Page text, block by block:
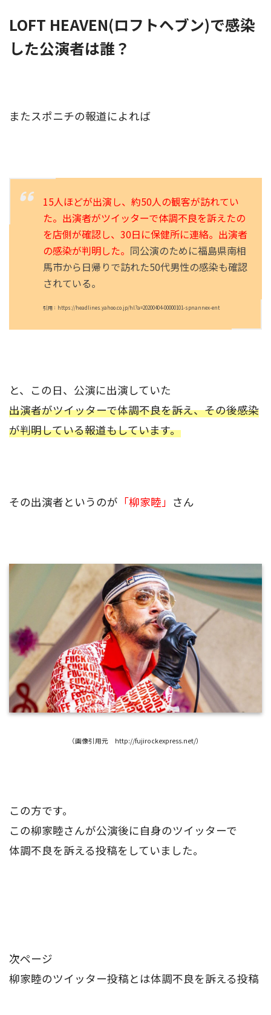
LOFT HEAVEN(ロフトヘブン)で感染
した公演者は誰？
またスポニチの報道によれば
15人ほどが出演し、約50人の観客が訪れてい
た。出演者がツイッターで体調不良を訴えたの
を店側が確認し、30日に保健所に連絡。出演者
の感染が判明した。 同公演のために福島県南相
馬市から日帰りで訪れた50代男性の感染も確認
されている。
引用：https://headlines.yahoo.co.jp/hl?a=20200404-00000101-spnannex-ent
と、この日、公演に出演していた
出演者がツイッターで体調不良を訴え、その後感染
が判明している報道もしています。
その出演者というのが 「柳家睦」 さん
（画像引用元 http://fujirockexpress.net/）
この方です。
この柳家睦さんが公演後に自身のツイッターで
体調不良を訴える投稿をしていました。
次ページ
柳家睦のツイッター投稿とは体調不良を訴える投稿